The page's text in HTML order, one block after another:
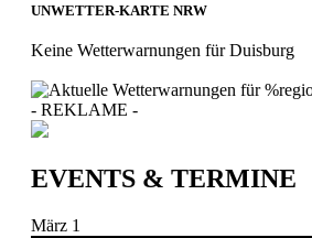
UNWETTER-KARTE NRW
Keine Wetterwarnungen für Duisburg
- REKLAME -
EVENTS & TERMINE
März 1